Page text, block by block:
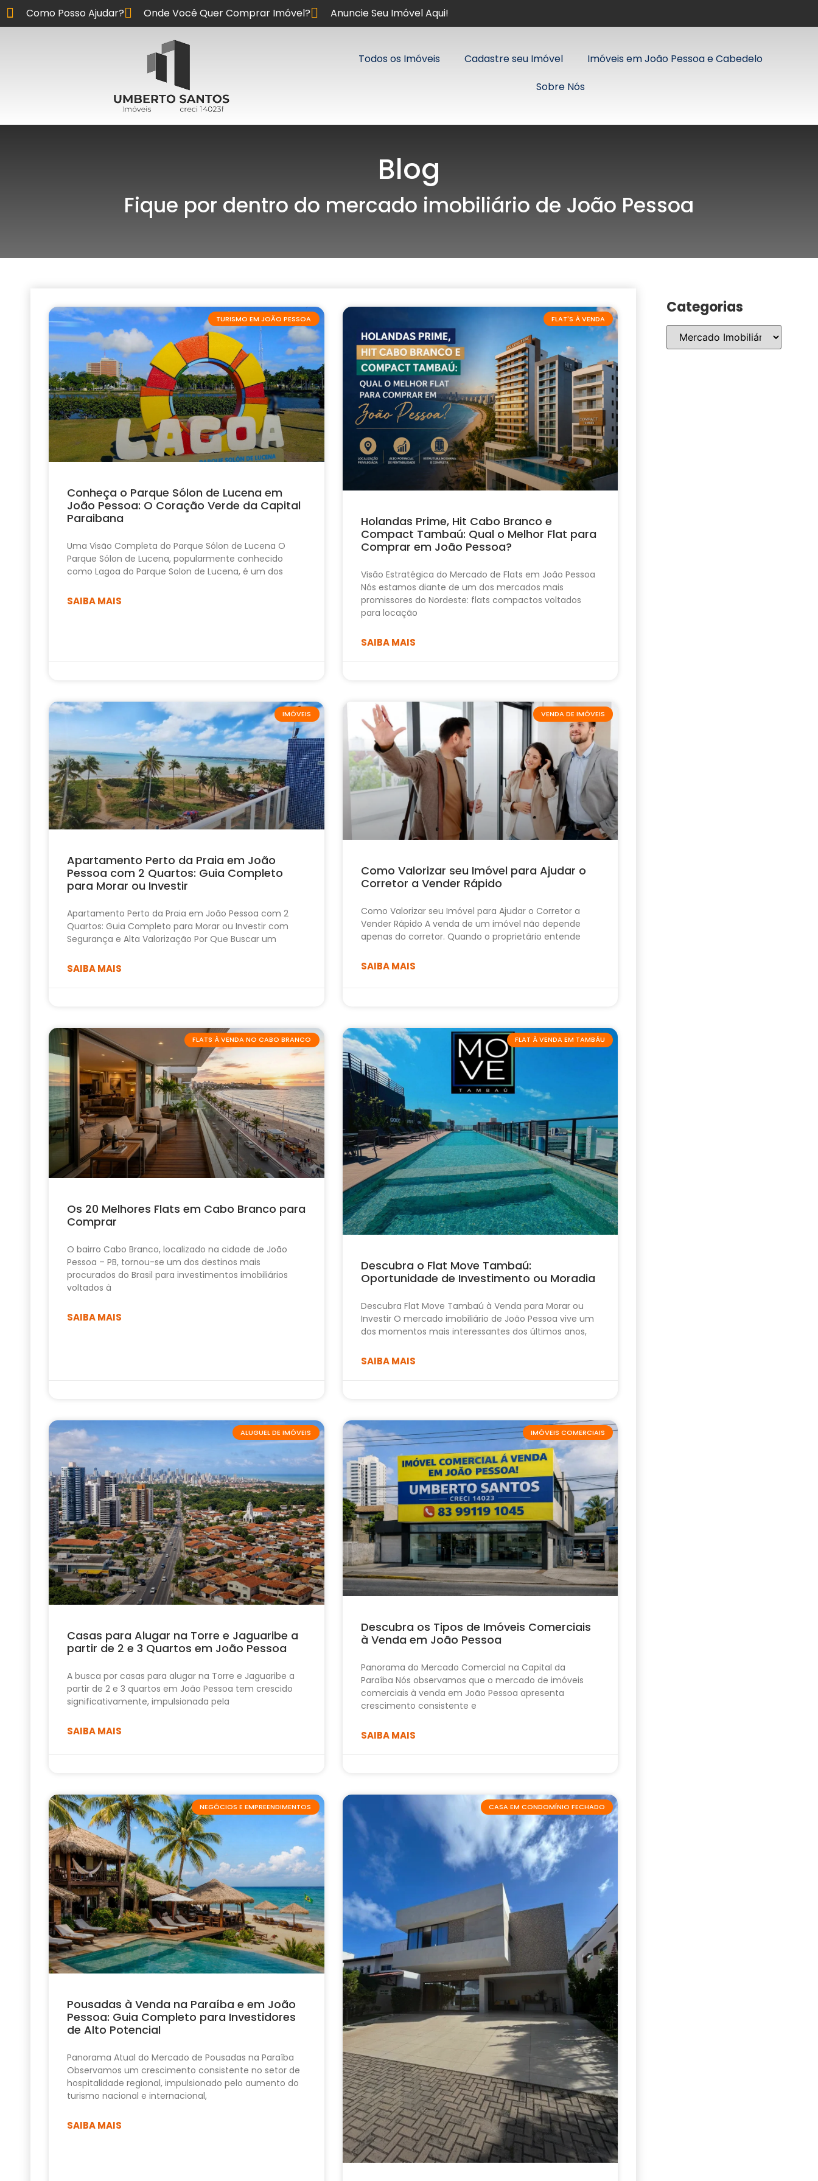
Anuncie Seu Imóvel Aqui!
Como Posso Ajudar? Onde Você Quer Comprar Imóvel?
Todos os Imóveis Cadastre seu Imóvel
Imóveis em João Pessoa e Cabedelo
Sobre Nós
Blog
Fique por dentro do mercado imobiliário de João Pessoa
TURISMO EM JOÃO PESSOA
Conheça o Parque Sólon de Lucena em
João Pessoa: O Coração Verde da Capital
Paraibana
Uma Visão Completa do Parque Sólon de Lucena O
Parque Sólon de Lucena, popularmente conhecido
como Lagoa do Parque Solon de Lucena, é um dos
SAIBA MAIS
FLAT'S À VENDA
Holandas Prime, Hit Cabo Branco e
Compact Tambaú: Qual o Melhor Flat para
Comprar em João Pessoa?
Visão Estratégica do Mercado de Flats em João Pessoa
Nós estamos diante de um dos mercados mais
promissores do Nordeste: flats compactos voltados
para locação
SAIBA MAIS
IMÓVEIS
Apartamento Perto da Praia em João
Pessoa com 2 Quartos: Guia Completo
para Morar ou Investir
Apartamento Perto da Praia em João Pessoa com 2
Quartos: Guia Completo para Morar ou Investir com
Segurança e Alta Valorização Por Que Buscar um
SAIBA MAIS
VENDA DE IMÓVEIS
Como Valorizar seu Imóvel para Ajudar o
Corretor a Vender Rápido
Como Valorizar seu Imóvel para Ajudar o Corretor a
Vender Rápido A venda de um imóvel não depende
apenas do corretor. Quando o proprietário entende
SAIBA MAIS
FLATS À VENDA NO CABO BRANCO
Os 20 Melhores Flats em Cabo Branco para
Comprar
O bairro Cabo Branco, localizado na cidade de João
Pessoa – PB, tornou-se um dos destinos mais
procurados do Brasil para investimentos imobiliários
voltados à
SAIBA MAIS
FLAT À VENDA EM TAMBÁU
Descubra o Flat Move Tambaú:
Oportunidade de Investimento ou Moradia
Descubra Flat Move Tambaú à Venda para Morar ou
Investir O mercado imobiliário de João Pessoa vive um
dos momentos mais interessantes dos últimos anos,
SAIBA MAIS
ALUGUEL DE IMÓVEIS
Casas para Alugar na Torre e Jaguaribe a
partir de 2 e 3 Quartos em João Pessoa
A busca por casas para alugar na Torre e Jaguaribe a
partir de 2 e 3 quartos em João Pessoa tem crescido
significativamente, impulsionada pela
SAIBA MAIS
IMÓVEIS COMERCIAIS
Descubra os Tipos de Imóveis Comerciais
à Venda em João Pessoa
Panorama do Mercado Comercial na Capital da
Paraíba Nós observamos que o mercado de imóveis
comerciais à venda em João Pessoa apresenta
crescimento consistente e
SAIBA MAIS
NEGÓCIOS E EMPREENDIMENTOS
Pousadas à Venda na Paraíba e em João
Pessoa: Guia Completo para Investidores
de Alto Potencial
Panorama Atual do Mercado de Pousadas na Paraíba
Observamos um crescimento consistente no setor de
hospitalidade regional, impulsionado pelo aumento do
turismo nacional e internacional,
SAIBA MAIS
CASA EM CONDOMÍNIO FECHADO
Categorias